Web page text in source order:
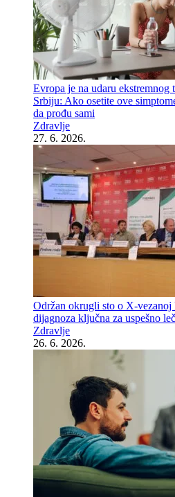
Evropa je na udaru ekstremnog
Srbiju: Ako osetite ove
da prođu sami
Zdravlje
27. 6. 2026.
Održan okrugli sto o X-vezanoj
dijagnoza ključna za uspešno
Zdravlje
26. 6. 2026.